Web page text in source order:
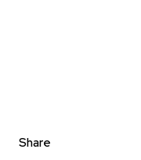
Share